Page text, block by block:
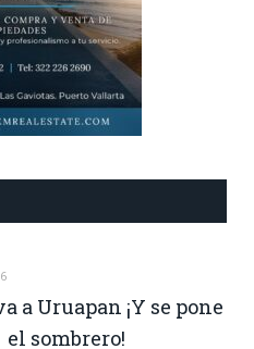
a Uruapan ¡Y se pone
el sombrero!